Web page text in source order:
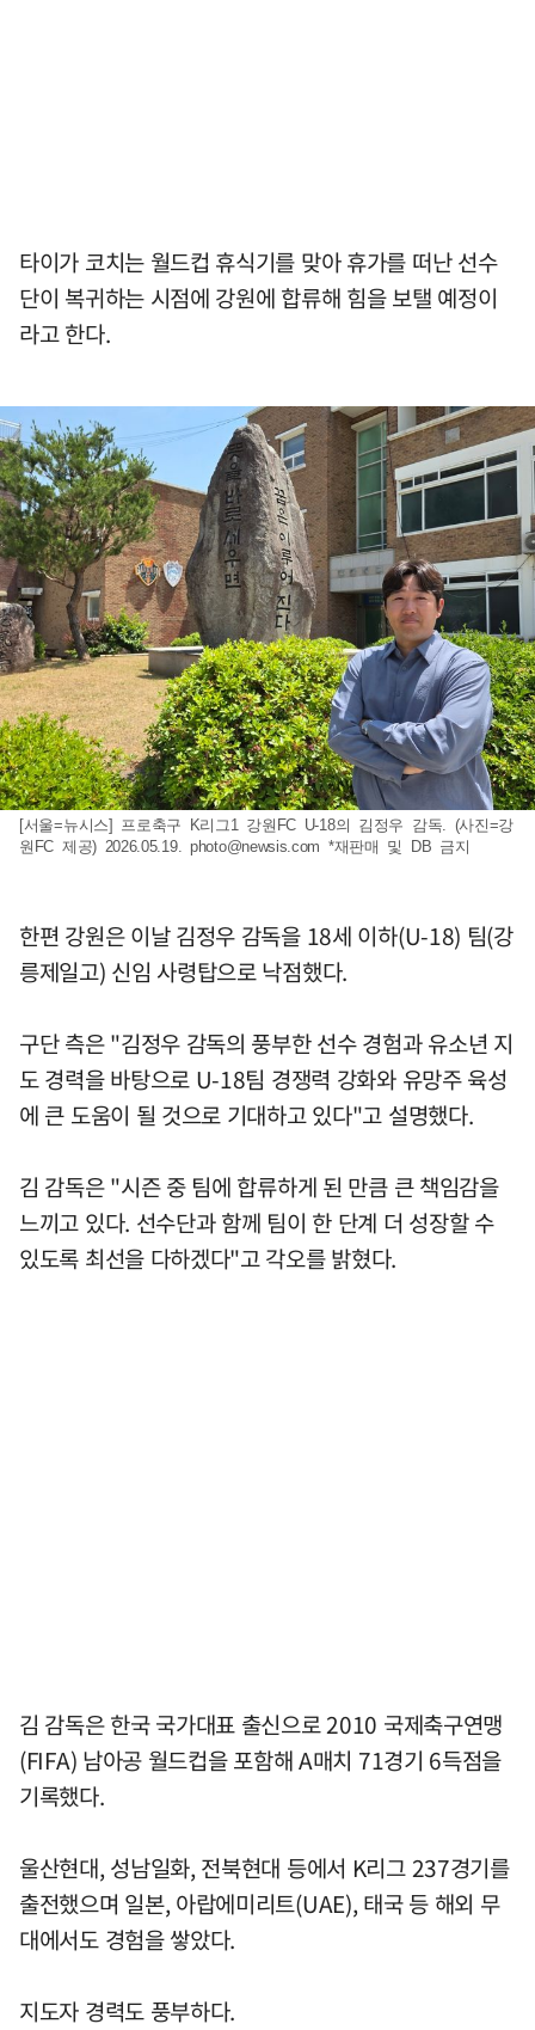
타이가 코치는 월드컵 휴식기를 맞아 휴가를 떠난 선수
단이 복귀하는 시점에 강원에 합류해 힘을 보탤 예정이
라고 한다.
[서울=뉴시스] 프로축구 K리그1 강원FC U-18의 김정우 감독. (사진=강
원FC 제공) 2026.05.19. photo@newsis.com *재판매 및 DB 금지
한편 강원은 이날 김정우 감독을 18세 이하(U-18) 팀(강
릉제일고) 신임 사령탑으로 낙점했다.
구단 측은 "김정우 감독의 풍부한 선수 경험과 유소년 지
도 경력을 바탕으로 U-18팀 경쟁력 강화와 유망주 육성
에 큰 도움이 될 것으로 기대하고 있다"고 설명했다.
김 감독은 "시즌 중 팀에 합류하게 된 만큼 큰 책임감을
느끼고 있다. 선수단과 함께 팀이 한 단계 더 성장할 수
있도록 최선을 다하겠다"고 각오를 밝혔다.
김 감독은 한국 국가대표 출신으로 2010 국제축구연맹
(FIFA) 남아공 월드컵을 포함해 A매치 71경기 6득점을
기록했다.
울산현대, 성남일화, 전북현대 등에서 K리그 237경기를
출전했으며 일본, 아랍에미리트(UAE), 태국 등 해외 무
대에서도 경험을 쌓았다.
지도자 경력도 풍부하다.